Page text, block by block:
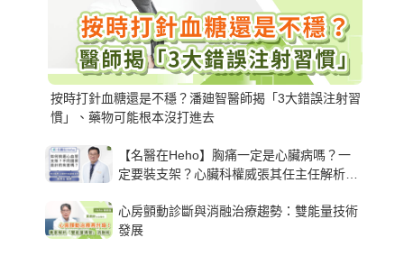
按時打針血糖還是不穩？潘廸智醫師揭「3大錯誤注射習
慣」、藥物可能根本沒打進去
【名醫在Heho】胸痛一定是心臟病嗎？一
定要裝支架？心臟科權威張其任主任解析支
心房顫動診斷與消融治療趨勢：雙能量技術
發展